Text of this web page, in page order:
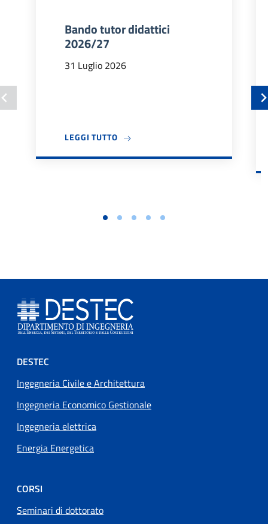
Bando tutor didattici
2026/27
31 Luglio 2026
LEGGI TUTTOA PROPOSITO DI BANDO TUTOR
Footer menu
DESTEC
Ingegneria Civile e Architettura
Ingegneria Economico Gestionale
Ingegneria elettrica
Energia Energetica
CORSI
Seminari di dottorato